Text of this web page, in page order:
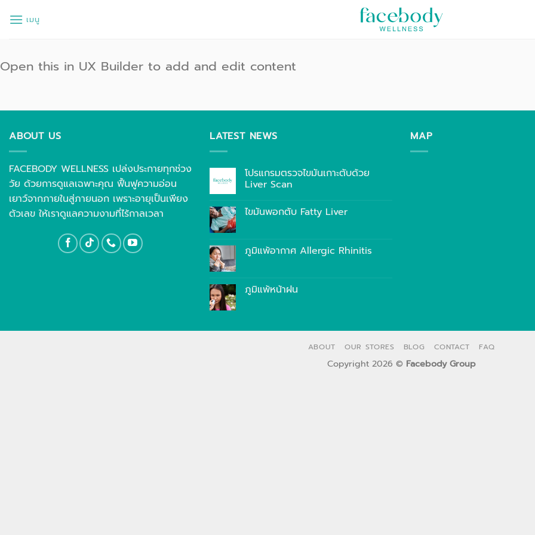
เมนู
Open this in UX Builder to add and edit content
ABOUT US
FACEBODY WELLNESS เปล่งประกายทุกช่วง
วัย ด้วยการดูแลเฉพาะคุณ ฟื้นฟูความอ่อน
เยาว์จากภายในสู่ภายนอก เพราะอายุเป็นเพียง
ตัวเลข ให้เราดูแลความงามที่ไร้กาลเวลา
LATEST NEWS
โปรแกรมตรวจไขมันเกาะตับด้วย
Liver Scan
ไขมันพอกตับ Fatty Liver
ภูมิแพ้อากาศ Allergic Rhinitis
ภูมิแพ้หน้าฝน
MAP
ABOUT OUR STORES BLOG CONTACT FAQ
Copyright 2026 © Facebody Group